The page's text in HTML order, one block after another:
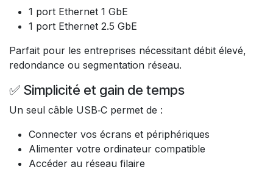
1 port Ethernet 1 GbE
1 port Ethernet 2.5 GbE
Parfait pour les entreprises nécessitant débit élevé,
redondance ou segmentation réseau.
✅ Simplicité et gain de temps
Un seul câble USB‑C permet de :
Connecter vos écrans et périphériques
Alimenter votre ordinateur compatible
Accéder au réseau filaire